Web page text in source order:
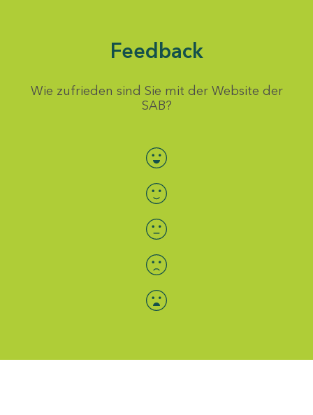
Feedback
Wie zufrieden sind Sie mit der Website der
SAB?
Bewertung auswählen